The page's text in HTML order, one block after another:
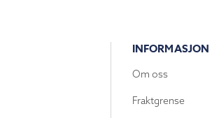
INFORMASJON
Om oss
Fraktgrense